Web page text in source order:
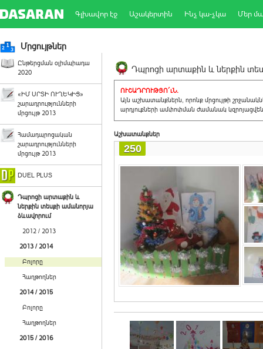
Գլխավոր էջ Աշակերտին Ինչ կա-չկա Մեր
Մրցույթներ
Ընթերցման օլիմպիադա
2020
«ԻՄ ՍՐՏԻ ՈՒՂԵԿԻՑ»
շարադրությունների
մրցույթ 2013
Համադպրոցական
շարադրությունների
մրցույթ 2013
DUEL PLUS
Դպրոցի արտաքին և
ներքին տեսքի ամանորյա
ձևավորում
2012 / 2013
2013 / 2014
Բոլորը
Հաղթողներ
2014 / 2015
Բոլորը
Հաղթողներ
2015 / 2016
Դպրոցի արտաքին և ներքին
ՈՒՇԱԴՐՈՒԹՅՈ´ւՆ.
Այն աշխատանքներն, որոնք մրցույթի
արդյուքների ամփոփման ժամանակ
Աշխատանքներ
250